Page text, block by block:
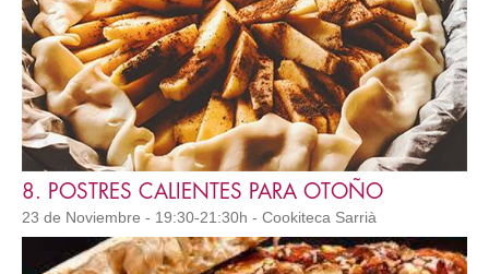
8. POSTRES CALIENTES PARA OTOÑO
23 de Noviembre - 19:30-21:30h - Cookiteca Sarrià